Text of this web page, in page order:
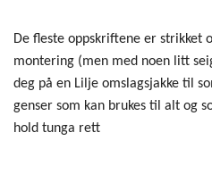
De fleste oppskriftene er strikket
montering (men med noen litt
deg på en Lilje omslagsjakke til
genser som kan brukes til alt og
hold tunga rett